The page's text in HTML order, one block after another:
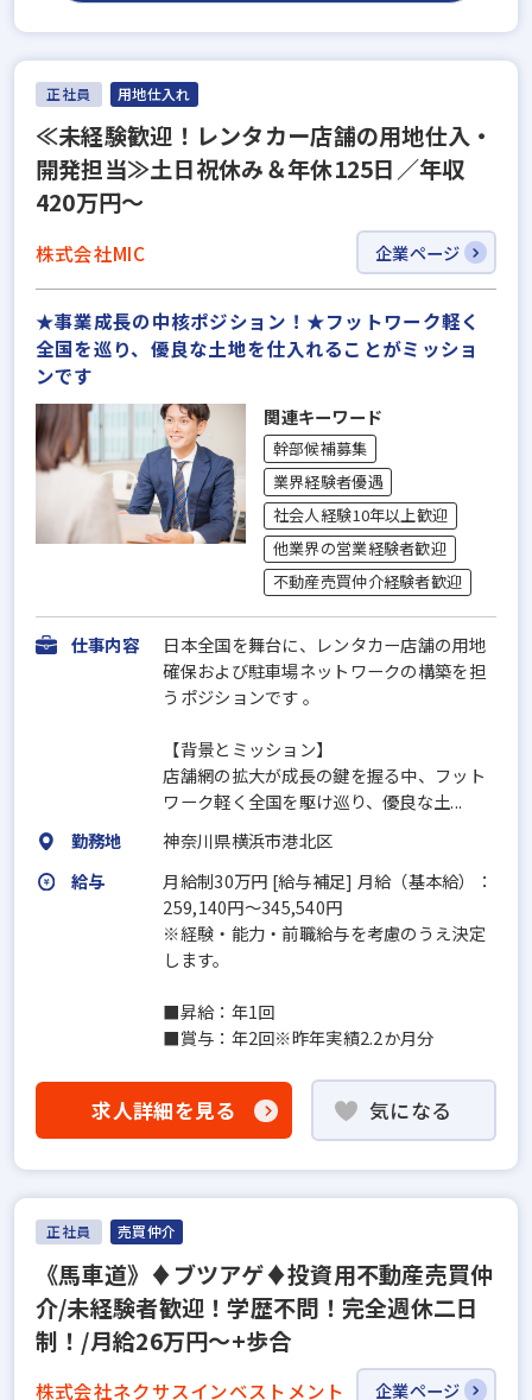
正社員 用地仕入れ
≪未経験歓迎！レンタカー店舗の用地仕入・
開発担当≫土日祝休み＆年休125日／年収
420万円～
株式会社MIC 企業ページ
★事業成長の中核ポジション！★フットワーク軽く
全国を巡り、優良な土地を仕入れることがミッショ
ンです
関連キーワード
幹部候補募集
業界経験者優遇
社会人経験10年以上歓迎
他業界の営業経験者歓迎
不動産売買仲介経験者歓迎
仕事内容
日本全国を舞台に、レンタカー店舗の用地
確保および駐車場ネットワークの構築を担
うポジションです 。
【背景とミッション】
店舗網の拡大が成長の鍵を握る中、フット
ワーク軽く全国を駆け巡り、優良な土...
勤務地
神奈川県横浜市港北区
給与
月給制30万円 [給与補足] 月給（基本給）：
259,140円～345,540円
※経験・能力・前職給与を考慮のうえ決定
します。
■昇給：年1回
■賞与：年2回※昨年実績2.2か月分
求人詳細を見る 気になる
正社員 売買仲介
《馬車道》♦ブツアゲ♦投資用不動産売買仲
介/未経験者歓迎！学歴不問！完全週休二日
制！/月給26万円～+歩合
株式会社ネクサスインベストメント 企業ページ